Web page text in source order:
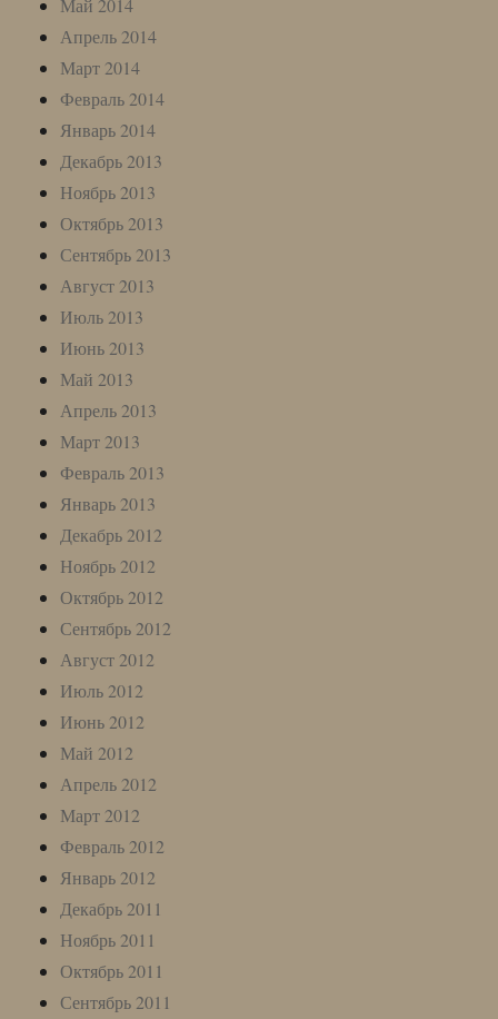
Май 2014
Апрель 2014
Март 2014
Февраль 2014
Январь 2014
Декабрь 2013
Ноябрь 2013
Октябрь 2013
Сентябрь 2013
Август 2013
Июль 2013
Июнь 2013
Май 2013
Апрель 2013
Март 2013
Февраль 2013
Январь 2013
Декабрь 2012
Ноябрь 2012
Октябрь 2012
Сентябрь 2012
Август 2012
Июль 2012
Июнь 2012
Май 2012
Апрель 2012
Март 2012
Февраль 2012
Январь 2012
Декабрь 2011
Ноябрь 2011
Октябрь 2011
Сентябрь 2011